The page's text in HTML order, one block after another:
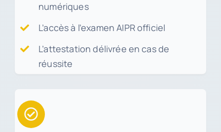
numériques
L’accès à l’examen AIPR officiel
L’attestation délivrée en cas de
réussite